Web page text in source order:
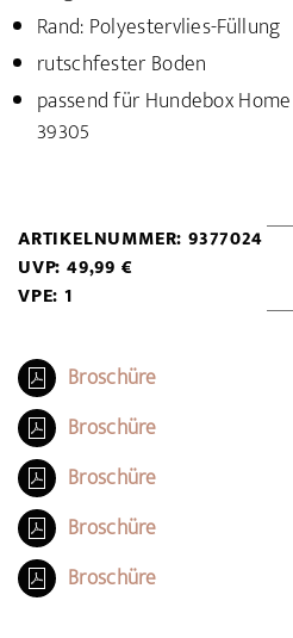
Rand: Polyestervlies-Füllung
rutschfester Boden
passend für Hundebox
39305
ARTIKELNUMMER: 9377024
UVP: 49,99 €
VPE: 1
Broschüre
Broschüre
Broschüre
Broschüre
Broschüre